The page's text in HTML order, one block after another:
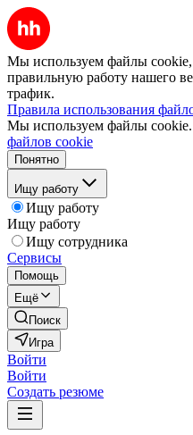
Мы используем файлы cookie,
правильную работу нашего
трафик.
Правила использования
Мы используем файлы cookie.
файлов cookie
Понятно
Ищу работу
Ищу работу
Ищу работу
Ищу сотрудника
Сервисы
Помощь
Ещё
Поиск
Игра
Войти
Войти
Создать резюме